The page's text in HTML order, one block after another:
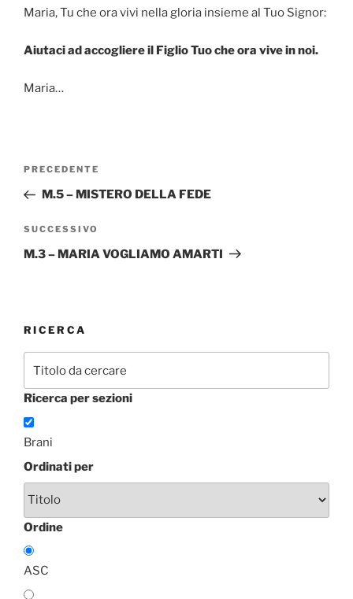
Maria, Tu che ora vivi nella gloria insieme al Tuo Signor:
Aiutaci ad accogliere il Figlio Tuo che ora vive in noi.
Maria…
Navigazione
Articolo
precedente:
PRECEDENTE
M.5 – MISTERO DELLA FEDE
Articolo
successivo
SUCCESSIVO
M.3 – MARIA VOGLIAMO AMARTI
RICERCA
Ricerca per sezioni
Brani
Ordinati per
Ordine
ASC